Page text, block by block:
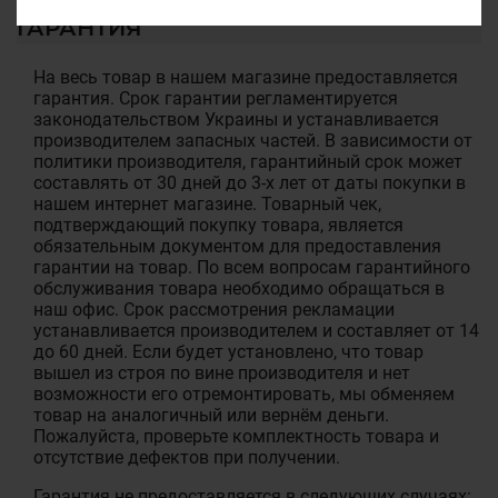
ГАРАНТИЯ
На весь товар в нашем магазине предоставляется
гарантия. Срок гарантии регламентируется
законодательством Украины и устанавливается
производителем запасных частей. В зависимости от
политики производителя, гарантийный срок может
составлять от 30 дней до 3-х лет от даты покупки в
нашем интернет магазине. Товарный чек,
подтверждающий покупку товара, является
обязательным документом для предоставления
гарантии на товар. По всем вопросам гарантийного
обслуживания товара необходимо обращаться в
наш офис. Срок рассмотрения рекламации
устанавливается производителем и составляет от 14
до 60 дней. Если будет установлено, что товар
вышел из строя по вине производителя и нет
возможности его отремонтировать, мы обменяем
товар на аналогичный или вернём деньги.
Пожалуйста, проверьте комплектность товара и
отсутствие дефектов при получении.